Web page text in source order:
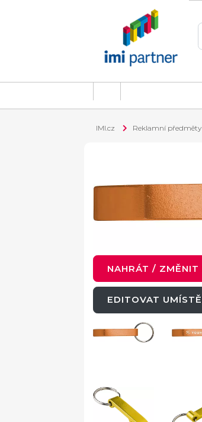
IMI.cz Reklamní předměty
NAHRÁT / ZMĚNIT
EDITOVAT